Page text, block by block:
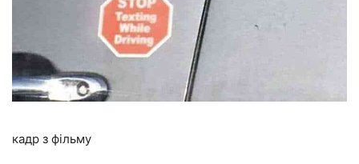
кадр з фільму